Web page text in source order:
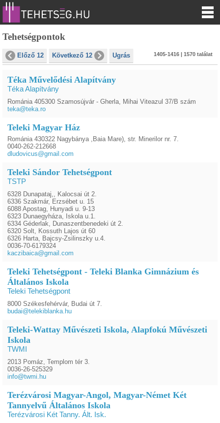
Tehetségpontok
Előző 12 Következő 12 Ugrás 1405-1416 | 1570 találat
Téka Művelődési Alapítvány
Téka Alapítvány
Románia 405300 Szamosújvár - Gherla, Mihai Viteazul 37/B szám
teka@teka.ro
Teleki Magyar Ház
Románia 430322 Nagybánya ,Baia Mare), str. Minerilor nr. 7.
0040-262-212668
dludovicus@gmail.com
Teleki Sándor Tehetségpont
TSTP
6328 Dunapataj,, Kalocsai út 2.
6336 Szakmár, Erzsébet u. 15
6088 Apostag, Hunyadi u. 9-13
6323 Dunaegyháza, Iskola u.1.
6334 Géderlak, Dunaszentbenedeki út 2.
6320 Solt, Kossuth Lajos út 60
6326 Harta, Bajcsy-Zsilinszky u.4.
0036-70-6179324
kaczibaica@gmail.com
Teleki Tehetségpont - Teleki Blanka Gimnázium és
Általános Iskola
Teleki Tehetségpont
8000 Székesfehérvár, Budai út 7.
budai@telekiblanka.hu
Teleki-Wattay Művészeti Iskola, Alapfokú Művészeti
Iskola
TWMI
2013 Pomáz, Templom tér 3.
0036-26-525329
info@twmi.hu
Terézvárosi Magyar-Angol, Magyar-Német Két
Tannyelvű Általános Iskola
Terézvárosi Két Tanny. Ált. Isk.